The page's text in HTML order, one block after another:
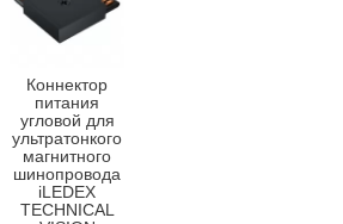
Коннектор
питания
угловой для
ультратонкого
магнитного
шинопровода
iLEDEX
TECHNICAL